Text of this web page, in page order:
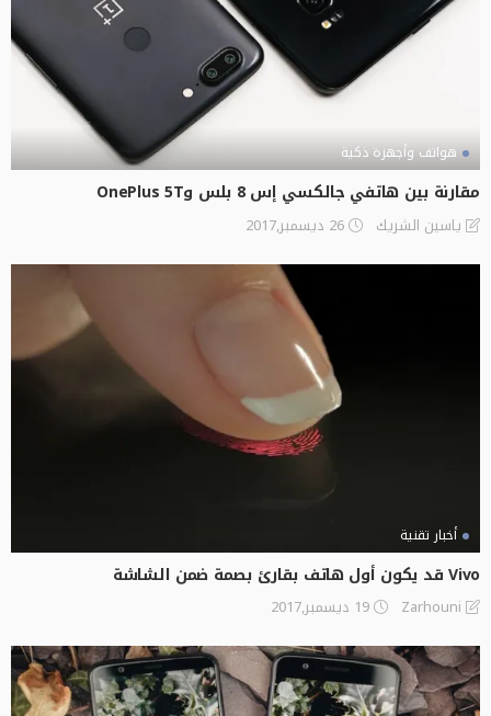
هواتف وأجهزة ذكية
مقارنة بين هاتفي جالكسي إس 8 بلس وOnePlus 5T
ياسين الشريك 26 ديسمبر,2017
أخبار تقنية
Vivo قد يكون أول هاتف بقارئ بصمة ضمن الشاشة
Zarhouni 19 ديسمبر,2017